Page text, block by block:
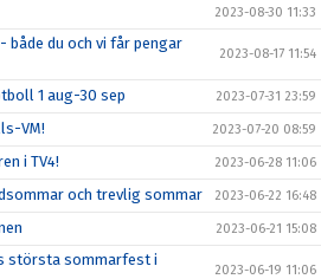
2023-08-30 11:33
både du och vi får pengar
2023-08-17 11:54
1 aug-30 sep 2023-07-31 23:59
VM! 2023-07-20 08:59
i TV4! 2023-06-28 11:06
och trevlig sommar 2023-06-22 16:48
2023-06-21 15:08
största sommarfest i
2023-06-19 11:06